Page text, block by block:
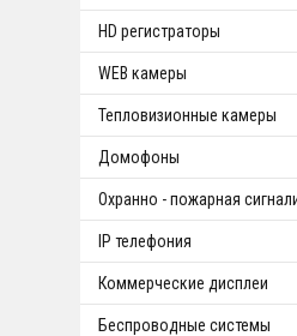
HD регистраторы
WEB камеры
Тепловизионные камеры
Домофоны
Охранно - пожарная
IP телефония
Коммерческие дисплеи
Беспроводные системы